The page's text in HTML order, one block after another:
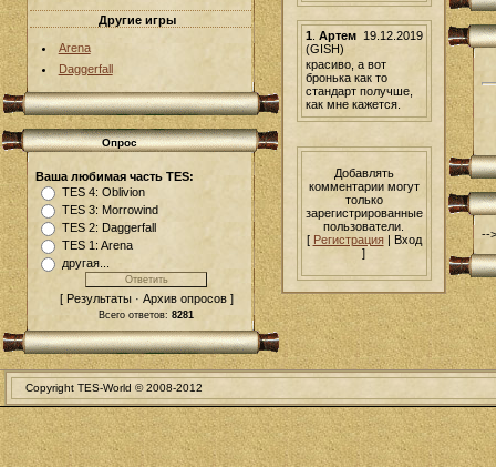
Другие игры
Arena
Daggerfall
Опрос
Ваша любимая часть TES:
TES 4: Oblivion
TES 3: Morrowind
TES 2: Daggerfall
TES 1: Arena
другая...
[ Результаты · Архив опросов ]
Всего ответов: 8281
19.12.2019
1. Артем
(GISH)
красиво, а вот
бронька как то
стандарт получше,
как мне кажется.
Добавлять
комментарии могут
только
зарегистрированные
пользователи.
[ Регистрация| Вход
]
-->
Copyright TES-World © 2008-2012